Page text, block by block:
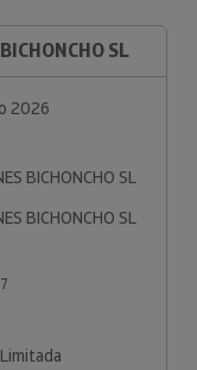
SL
2026
BICHONCHO SL
BICHONCHO SL